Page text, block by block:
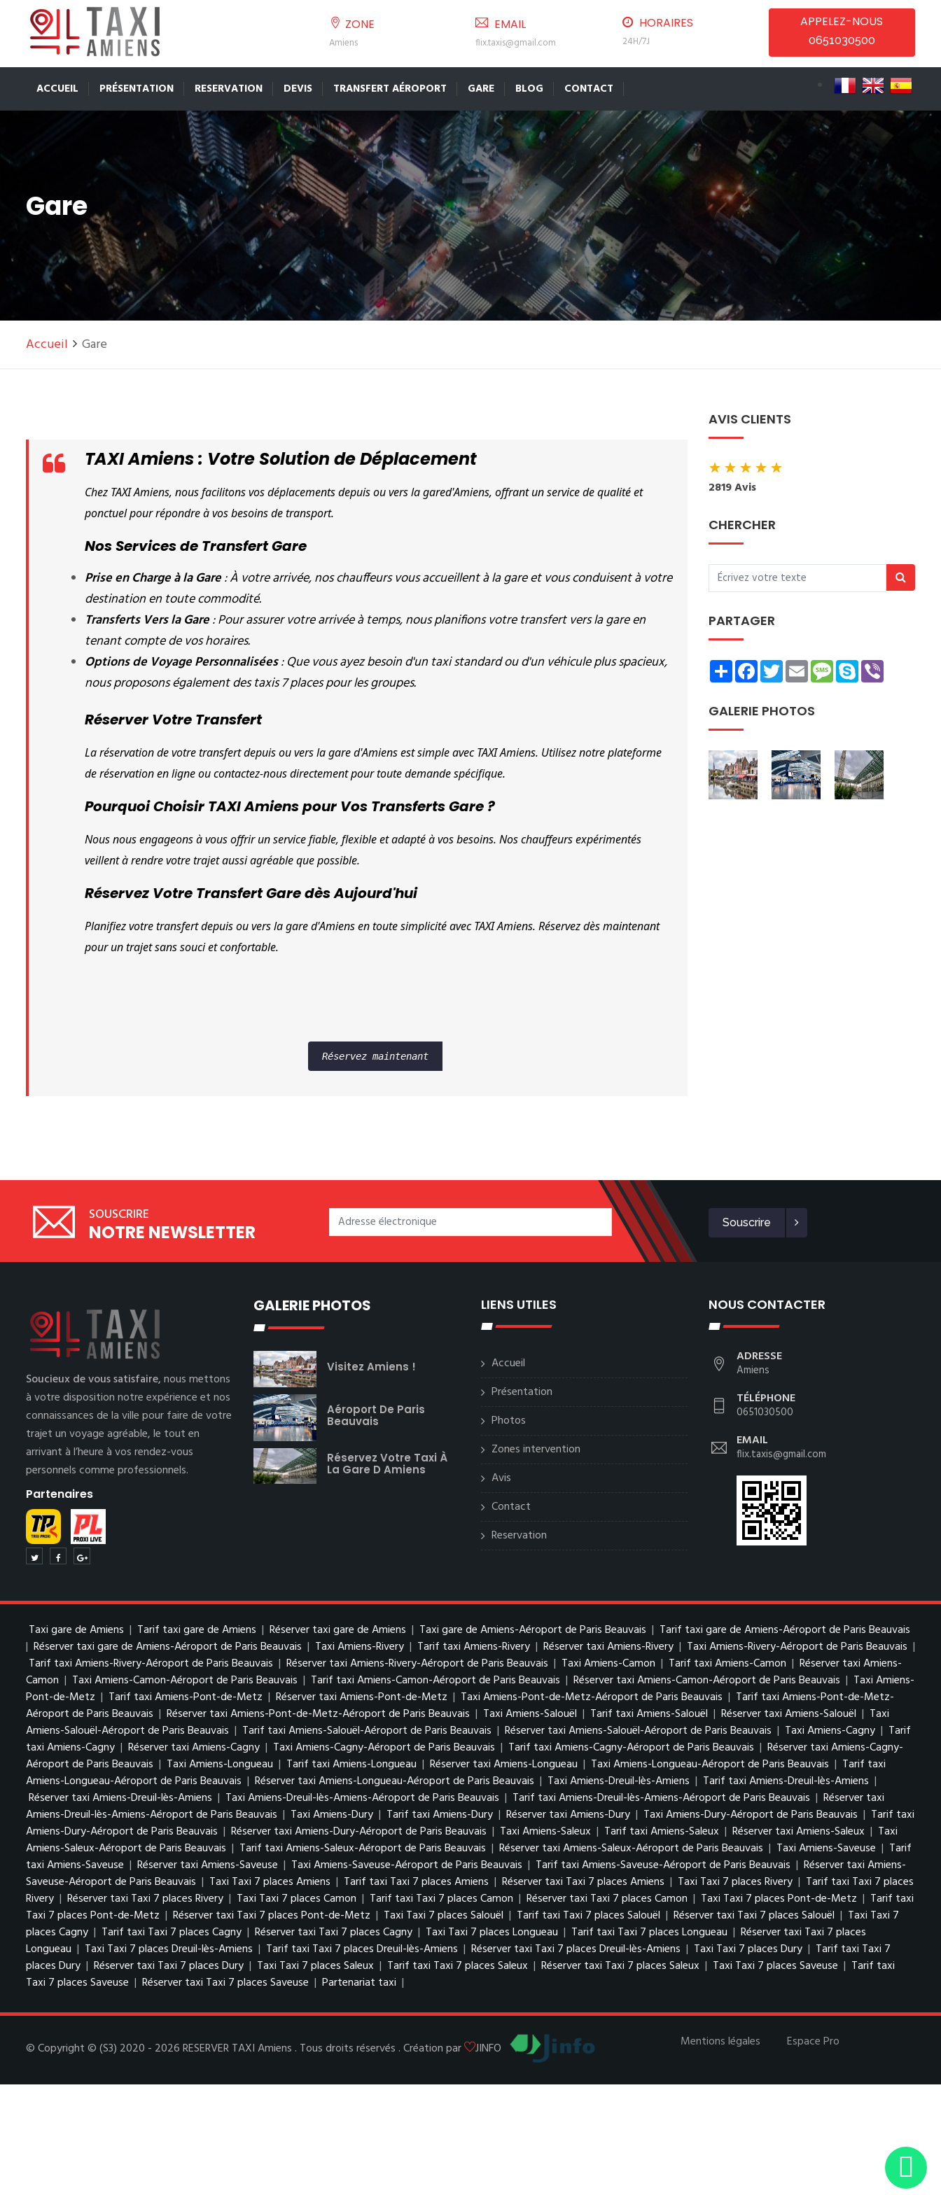
ZONE
Amiens
EMAIL
flix.taxis@gmail.com
HORAIRES
24H/7J
APPELEZ-NOUS
0651030500
ACCUEIL PRÉSENTATION RESERVATION DEVIS TRANSFERT AÉROPORT GARE BLOG CONTACT
Gare
Accueil Gare
TAXI Amiens : Votre Solution de Déplacement
Chez TAXI Amiens, nous facilitons vos déplacements depuis ou vers la gared'Amiens, offrant un service de qualité et
ponctuel pour répondre à vos besoins de transport.
Nos Services de Transfert Gare
Prise en Charge à la Gare: À votre arrivée, nos chauffeurs vous accueillent à la gare et vous conduisent à votre
destination en toute commodité.
Transferts Vers la Gare: Pour assurer votre arrivée à temps, nous planifions votre transfert vers la gare en
tenant compte de vos horaires.
Options de Voyage Personnalisées: Que vous ayez besoin d'un taxi standard ou d'un véhicule plus spacieux,
nous proposons également des taxis 7 places pour les groupes.
Réserver Votre Transfert
La réservation de votre transfert depuis ou vers la gare d'Amiens est simple avec TAXI Amiens. Utilisez notre plateforme
de réservation en ligne ou contactez-nous directement pour toute demande spécifique.
Pourquoi Choisir TAXI Amiens pour Vos Transferts Gare ?
Nous nous engageons à vous offrir un service fiable, flexible et adapté à vos besoins. Nos chauffeurs expérimentés
veillent à rendre votre trajet aussi agréable que possible.
Réservez Votre Transfert Gare dès Aujourd'hui
Planifiez votre transfert depuis ou vers la gare d'Amiens en toute simplicité avec TAXI Amiens. Réservez dès maintenant
pour un trajet sans souci et confortable.
Réservez maintenant
AVIS CLIENTS
★★★★★
2819 Avis
CHERCHER
PARTAGER
ShareFacebookTwitterEmailMessage
Skype
GALERIE PHOTOS
SOUSCRIRE
NOTRE NEWSLETTER Souscrire
Soucieux de vous satisfaire,nous mettons
à votre disposition notre expérience et nos
connaissances de la ville pour faire de votre
trajet un voyage agréable, le tout en
arrivant à l’heure à vos rendez-vous
personnels comme professionnels.
Partenaires
GALERIE PHOTOS
Visitez Amiens !
Aéroport De Paris
Beauvais
Réservez Votre Taxi À
La Gare D Amiens
LIENS UTILES
Accueil
Présentation
Photos
Zones intervention
Avis
Contact
Reservation
NOUS CONTACTER
ADRESSE
Amiens
TÉLÉPHONE
0651030500
EMAIL
flix.taxis@gmail.com
Taxi gare de Amiens | Tarif taxi gare de Amiens | Réserver taxi gare de Amiens | Taxi gare de Amiens-Aéroport de Paris Beauvais | Tarif taxi gare de Amiens-Aéroport de Paris Beauvais
| Réserver taxi gare de Amiens-Aéroport de Paris Beauvais | Taxi Amiens-Rivery | Tarif taxi Amiens-Rivery | Réserver taxi Amiens-Rivery | Taxi Amiens-Rivery-Aéroport de Paris Beauvais |
Tarif taxi Amiens-Rivery-Aéroport de Paris Beauvais | Réserver taxi Amiens-Rivery-Aéroport de Paris Beauvais | Taxi Amiens-Camon | Tarif taxi Amiens-Camon | Réserver taxi Amiens-
Camon | Taxi Amiens-Camon-Aéroport de Paris Beauvais | Tarif taxi Amiens-Camon-Aéroport de Paris Beauvais | Réserver taxi Amiens-Camon-Aéroport de Paris Beauvais | Taxi Amiens-
Pont-de-Metz | Tarif taxi Amiens-Pont-de-Metz | Réserver taxi Amiens-Pont-de-Metz | Taxi Amiens-Pont-de-Metz-Aéroport de Paris Beauvais | Tarif taxi Amiens-Pont-de-Metz-
Aéroport de Paris Beauvais | Réserver taxi Amiens-Pont-de-Metz-Aéroport de Paris Beauvais | Taxi Amiens-Salouël | Tarif taxi Amiens-Salouël | Réserver taxi Amiens-Salouël | Taxi
Amiens-Salouël-Aéroport de Paris Beauvais | Tarif taxi Amiens-Salouël-Aéroport de Paris Beauvais | Réserver taxi Amiens-Salouël-Aéroport de Paris Beauvais | Taxi Amiens-Cagny | Tarif
taxi Amiens-Cagny | Réserver taxi Amiens-Cagny | Taxi Amiens-Cagny-Aéroport de Paris Beauvais | Tarif taxi Amiens-Cagny-Aéroport de Paris Beauvais | Réserver taxi Amiens-Cagny-
Aéroport de Paris Beauvais | Taxi Amiens-Longueau | Tarif taxi Amiens-Longueau | Réserver taxi Amiens-Longueau | Taxi Amiens-Longueau-Aéroport de Paris Beauvais | Tarif taxi
Amiens-Longueau-Aéroport de Paris Beauvais | Réserver taxi Amiens-Longueau-Aéroport de Paris Beauvais | Taxi Amiens-Dreuil-lès-Amiens | Tarif taxi Amiens-Dreuil-lès-Amiens |
Réserver taxi Amiens-Dreuil-lès-Amiens | Taxi Amiens-Dreuil-lès-Amiens-Aéroport de Paris Beauvais | Tarif taxi Amiens-Dreuil-lès-Amiens-Aéroport de Paris Beauvais | Réserver taxi
Amiens-Dreuil-lès-Amiens-Aéroport de Paris Beauvais | Taxi Amiens-Dury | Tarif taxi Amiens-Dury | Réserver taxi Amiens-Dury | Taxi Amiens-Dury-Aéroport de Paris Beauvais | Tarif taxi
Amiens-Dury-Aéroport de Paris Beauvais | Réserver taxi Amiens-Dury-Aéroport de Paris Beauvais | Taxi Amiens-Saleux | Tarif taxi Amiens-Saleux | Réserver taxi Amiens-Saleux | Taxi
Amiens-Saleux-Aéroport de Paris Beauvais | Tarif taxi Amiens-Saleux-Aéroport de Paris Beauvais | Réserver taxi Amiens-Saleux-Aéroport de Paris Beauvais | Taxi Amiens-Saveuse | Tarif
taxi Amiens-Saveuse | Réserver taxi Amiens-Saveuse | Taxi Amiens-Saveuse-Aéroport de Paris Beauvais | Tarif taxi Amiens-Saveuse-Aéroport de Paris Beauvais | Réserver taxi Amiens-
Saveuse-Aéroport de Paris Beauvais | Taxi Taxi 7 places Amiens | Tarif taxi Taxi 7 places Amiens | Réserver taxi Taxi 7 places Amiens | Taxi Taxi 7 places Rivery | Tarif taxi Taxi 7 places
Rivery | Réserver taxi Taxi 7 places Rivery | Taxi Taxi 7 places Camon | Tarif taxi Taxi 7 places Camon | Réserver taxi Taxi 7 places Camon | Taxi Taxi 7 places Pont-de-Metz | Tarif taxi
Taxi 7 places Pont-de-Metz | Réserver taxi Taxi 7 places Pont-de-Metz | Taxi Taxi 7 places Salouël | Tarif taxi Taxi 7 places Salouël | Réserver taxi Taxi 7 places Salouël | Taxi Taxi 7
places Cagny | Tarif taxi Taxi 7 places Cagny | Réserver taxi Taxi 7 places Cagny | Taxi Taxi 7 places Longueau | Tarif taxi Taxi 7 places Longueau | Réserver taxi Taxi 7 places
Longueau | Taxi Taxi 7 places Dreuil-lès-Amiens | Tarif taxi Taxi 7 places Dreuil-lès-Amiens | Réserver taxi Taxi 7 places Dreuil-lès-Amiens | Taxi Taxi 7 places Dury | Tarif taxi Taxi 7
places Dury | Réserver taxi Taxi 7 places Dury | Taxi Taxi 7 places Saleux | Tarif taxi Taxi 7 places Saleux | Réserver taxi Taxi 7 places Saleux | Taxi Taxi 7 places Saveuse | Tarif taxi
Taxi 7 places Saveuse | Réserver taxi Taxi 7 places Saveuse | Partenariat taxi |
© Copyright © (S3) 2020 - 2026 RESERVER TAXI Amiens . Tous droits réservés . Création par JINFO Mentions légales Espace Pro